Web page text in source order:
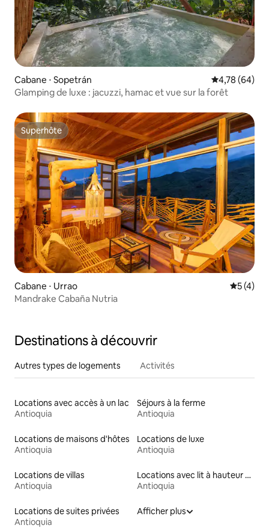
Cabane ⋅ Sopetrán Évaluation
4,78 (64)
Glamping de luxe : jacuzzi, hamac et vue sur la forêt
Superhôte
Superhôte
Cabane ⋅ Urrao
5 (4)
Mandrake Cabaña Nutria
Destinations à découvrir
Autres types de logements Activités
Locations avec accès à un lac
Antioquia
Séjours à la ferme
Antioquia
Locations de maisons d'hôtes
Antioquia
Locations de luxe
Antioquia
Locations de villas
Antioquia
Locations avec lit à hauteur adaptée
Antioquia
Locations de suites privées
Antioquia
Afficher plus